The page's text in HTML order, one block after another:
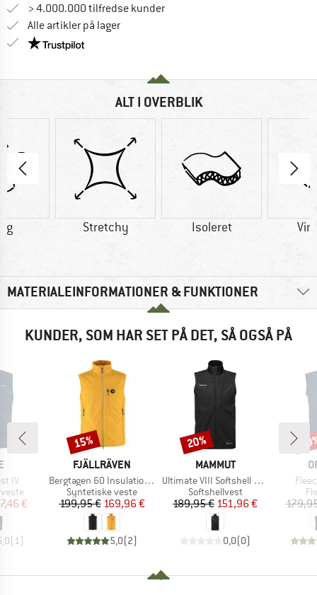
> 4.000.000 tilfredse kunder
Alle artikler på lager
Vi er Trustpilot-certificeret - oplysningerne får du
ALT I OVERBLIK
g Stretchy Isoleret
MATERIALEINFORMATIONER & FUNKTIONER
KUNDER, SOM HAR SET PÅ DET, SÅ OGSÅ PÅ
IV
pris
€
( 1)
MÆRKE
FJÄLLRÄVEN
Artikel
Bergtagen 60 Insulation Vest
Produktgruppe
Syntetiske veste
Pris
199,95 €Nedsat pris
169,96 €
5,0(2)
Rabat
15%
MÆRKE
MAMMUT
Artikel
Ultimate VIII Softshell Vest
Produktgruppe
Softshellvest
Pris
189,95 €Nedsat pris
151,96 €
0,0(0)
Rabat
20%